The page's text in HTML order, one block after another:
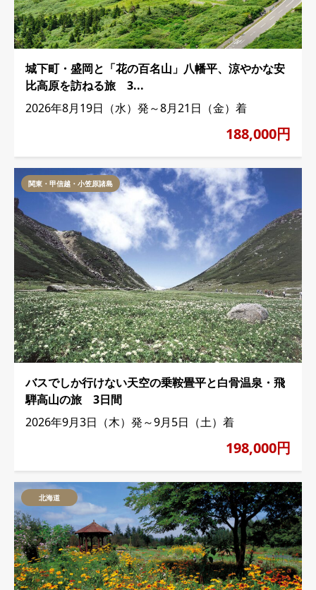
城下町・盛岡と「花の百名山」八幡平、涼やかな安
比高原を訪ねる旅 3...
2026年8月19日（水）発～8月21日（金）着
188,000円
関東・甲信越・小笠原諸島
バスでしか行けない天空の乗鞍畳平と白骨温泉・飛
騨高山の旅 3日間
2026年9月3日（木）発～9月5日（土）着
198,000円
北海道